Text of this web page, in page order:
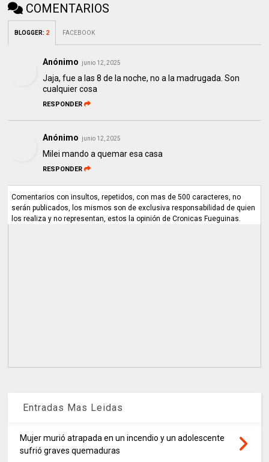
COMENTARIOS
BLOGGER: 2 FACEBOOK
Anónimo junio 12, 2025
Jaja, fue a las 8 de la noche, no a la madrugada. Son
cualquier cosa
RESPONDER
Anónimo junio 12, 2025
Milei mando a quemar esa casa
RESPONDER
Comentarios con insultos, repetidos, con mas de 500 caracteres, no
serán publicados, los mismos son de exclusiva responsabilidad de quien
los realiza y no representan, estos la opinión de Cronicas Fueguinas.
Entradas Mas Leidas
Mujer murió atrapada en un incendio y un adolescente
sufrió graves quemaduras